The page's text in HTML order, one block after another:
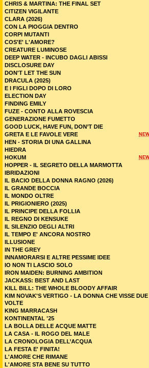
CHRIS & MARTINA: THE FINAL SET
CITIZEN VIGILANTE
CLARA (2026)
CON LA PIOGGIA DENTRO
CORPI MUTANTI
COS'E' L'AMORE?
CREATURE LUMINOSE
DEEP WATER - INCUBO DAGLI ABISSI
DISCLOSURE DAY
DON'T LET THE SUN
DRACULA (2025)
E I FIGLI DOPO DI LORO
ELECTION DAY
FINDING EMILY
FUZE - CONTO ALLA ROVESCIA
GENERAZIONE FUMETTO
GOOD LUCK, HAVE FUN, DON’T DIE
GRETA E LE FAVOLE VERE
HEN - STORIA DI UNA GALLINA
HIEDRA
HOKUM
HOPPER - IL SEGRETO DELLA MARMOTTA
IBRIDAZIONI
IL BACIO DELLA DONNA RAGNO (2026)
IL GRANDE BOCCIA
IL MONDO OLTRE
IL PRIGIONIERO (2025)
IL PRINCIPE DELLA FOLLIA
IL REGNO DI KENSUKE
IL SILENZIO DEGLI ALTRI
IL TEMPO E' ANCORA NOSTRO
ILLUSIONE
IN THE GREY
INNAMORARSI E ALTRE PESSIME IDEE
IO NON TI LASCIO SOLO
IRON MAIDEN: BURNING AMBITION
JACKASS: BEST AND LAST
KILL BILL: THE WHOLE BLOODY AFFAIR
KIM NOVAK'S VERTIGO - LA DONNA CHE VISSE DUE
VOLTE
KING MARRACASH
KONTINENTAL '25
LA BOLLA DELLE ACQUE MATTE
LA CASA - IL ROGO DEL MALE
LA CRONOLOGIA DELL’ACQUA
LA FESTA E' FINITA!
L'AMORE CHE RIMANE
L'AMORE STA BENE SU TUTTO